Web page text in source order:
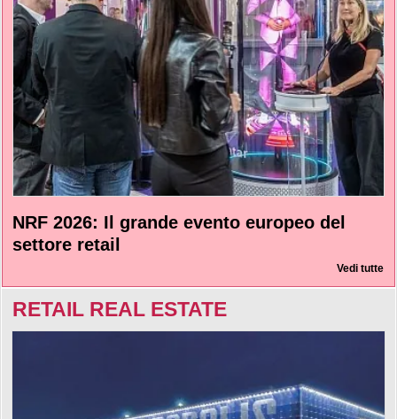
NRF 2026: Il grande evento europeo del
settore retail
Vedi tutte
RETAIL REAL ESTATE